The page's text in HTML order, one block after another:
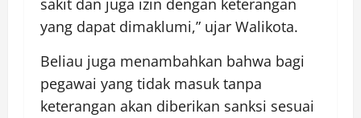
sakit dan juga izin dengan keterangan
yang dapat dimaklumi,” ujar Walikota.
Beliau juga menambahkan bahwa bagi
pegawai yang tidak masuk tanpa
keterangan akan diberikan sanksi sesuai